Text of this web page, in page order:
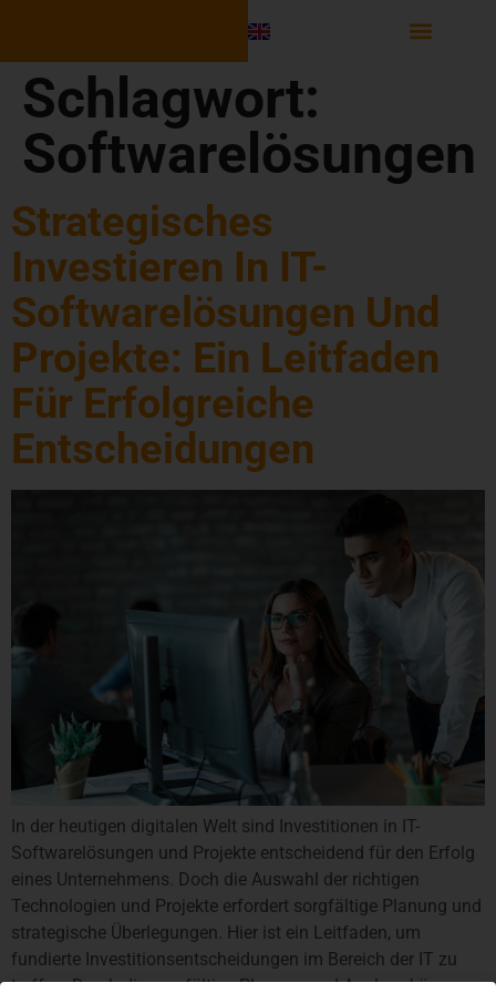
Schlagwort:
Softwarelösungen
Strategisches
Investieren In IT-
Softwarelösungen Und
Projekte: Ein Leitfaden
Für Erfolgreiche
Entscheidungen
In der heutigen digitalen Welt sind Investitionen in IT-
Softwarelösungen und Projekte entscheidend für den Erfolg
eines Unternehmens. Doch die Auswahl der richtigen
Technologien und Projekte erfordert sorgfältige Planung und
strategische Überlegungen. Hier ist ein Leitfaden, um
fundierte Investitionsentscheidungen im Bereich der IT zu
treffen: Durch die sorgfältige Planung und Analyse können